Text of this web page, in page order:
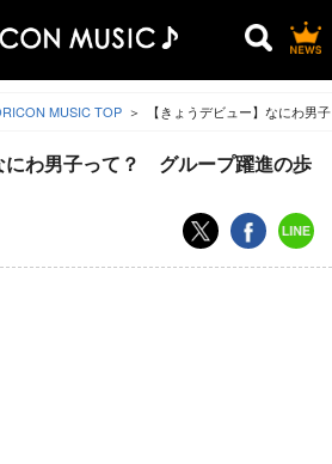
MUSIC TOP 【きょうデビュー】なにわ男
にわ男子って？ グループ躍進の歩